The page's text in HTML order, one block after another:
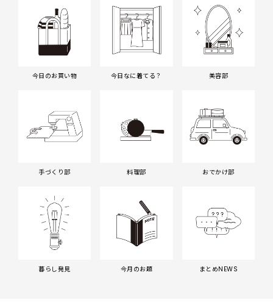
今日のお買い物 今日なに着てる？ 美容部
手づくり部 料理部 おでかけ部
暮らし発見 今月のお題 まとめNEWS